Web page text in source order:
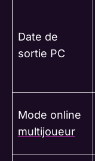
Date de
sortie PC
Mode online
multijoueur